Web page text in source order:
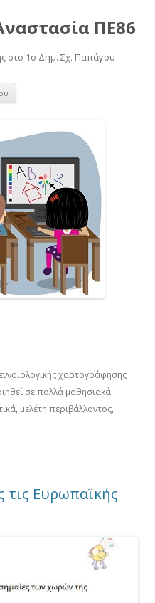
ΠΕ86
στο 1o Δημ. Σχ. Παπάγου
Μετάβαση
περιεχόμενο
χαρτογράφησης
σε πολλά μαθησιακά
μελέτη περιβάλλοντος,
τις Ευρωπαϊκής